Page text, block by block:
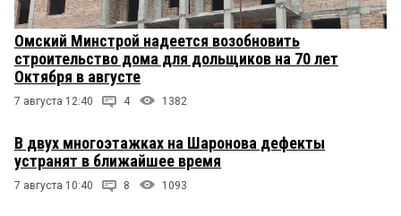
Омский Минстрой надеется возобновить
строительство дома для дольщиков на 70 лет
Октября в августе
7 августа 12:40 4 1382
В двух многоэтажках на Шаронова дефекты
устранят в ближайшее время
7 августа 10:40 8 1093